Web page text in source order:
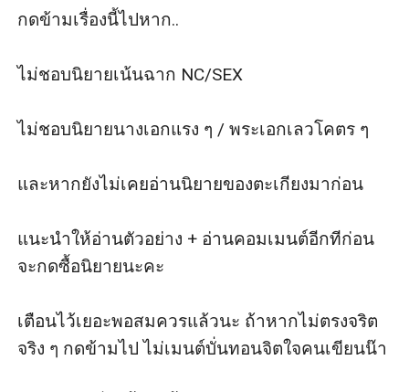
กดข้ามเรื่องนี้ไปหาก..
ไม่ชอบนิยายเน้นฉาก NC/SEX
ไม่ชอบนิยายนางเอกแรง ๆ / พระเอกเลวโคตร ๆ
และหากยังไม่เคยอ่านนิยายของตะเกียงมาก่อน
แนะนำให้อ่านตัวอย่าง + อ่านคอมเมนต์อีกทีก่อน
จะกดซื้อนิยายนะคะ
เตือนไว้เยอะพอสมควรแล้วนะ ถ้าหากไม่ตรงจริต
จริง ๆ กดข้ามไป ไม่เมนต์บั่นทอนจิตใจคนเขียนน๊า